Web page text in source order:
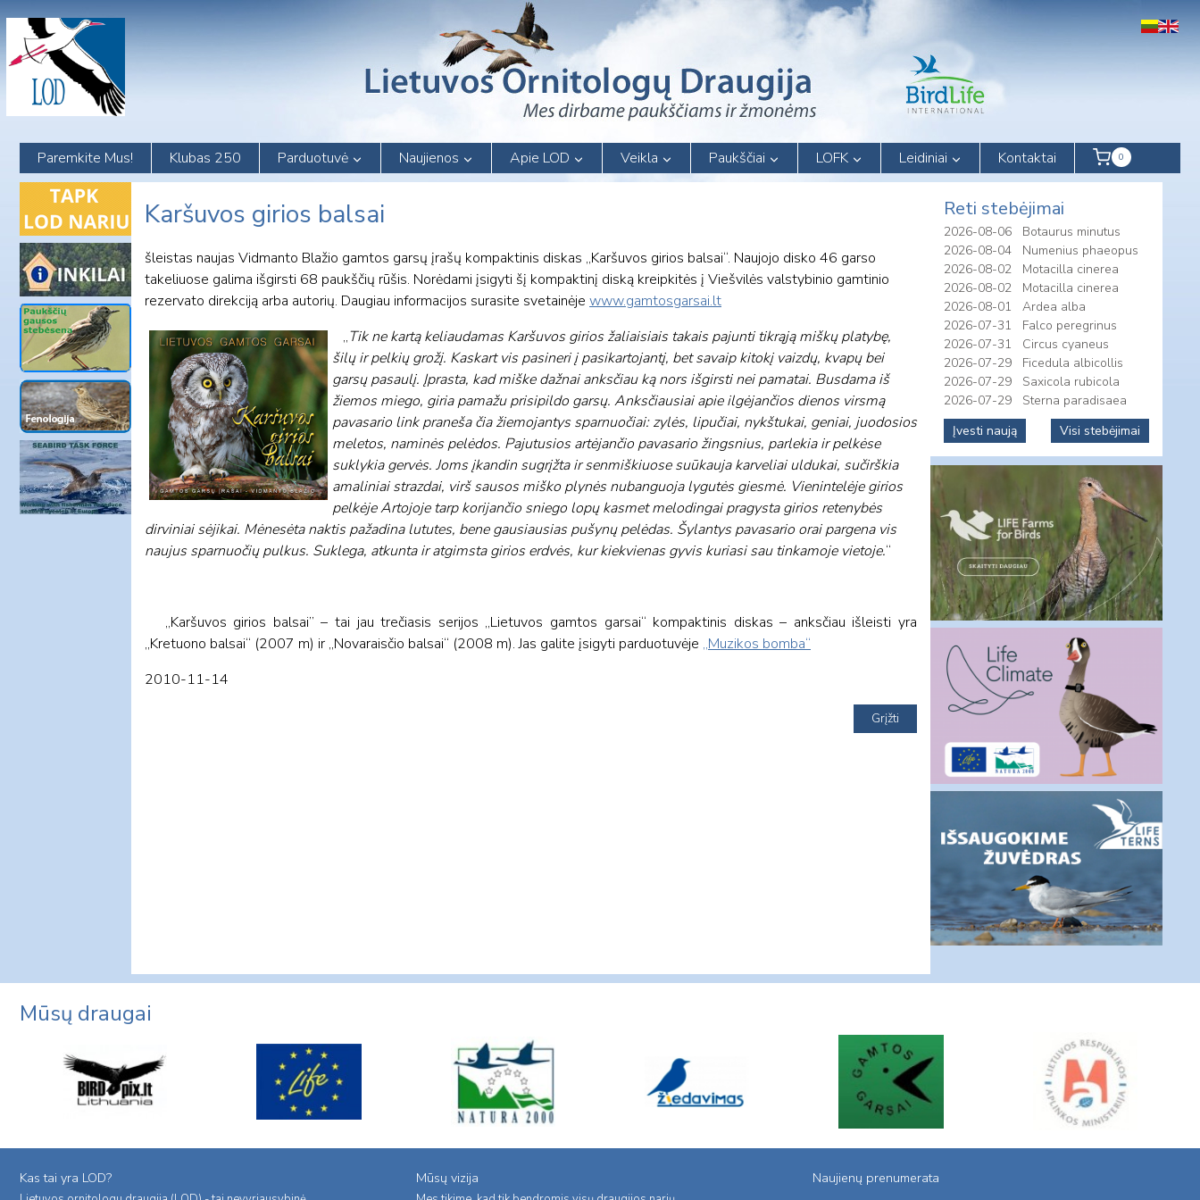
content
Paremkite Mus! Klubas 250 Parduotuvė Naujienos Apie LOD Veikla Paukščiai LOFK Leidiniai Kontaktai 0
Karšuvos girios balsai
šleistas naujas Vidmanto Blažio gamtos garsų įrašų kompaktinis diskas „Karšuvos girios balsai“. Naujojo disko 46 garso
takeliuose galima išgirsti 68 paukščių rūšis. Norėdami įsigyti šį kompaktinį diską kreipkitės į Viešvilės valstybinio gamtinio
rezervato direkciją arba autorių. Daugiau informacijos surasite svetainėje www.gamtosgarsai.lt
„Tik ne kartą keliaudamas Karšuvos girios žaliaisiais takais pajunti tikrąją miškų platybę,
šilų ir pelkių grožį. Kaskart vis pasineri į pasikartojantį, bet savaip kitokį vaizdų, kvapų bei
garsų pasaulį. Įprasta, kad miške dažnai anksčiau ką nors išgirsti nei pamatai. Busdama iš
žiemos miego, giria pamažu prisipildo garsų. Anksčiausiai apie ilgėjančios dienos virsmą
pavasario link praneša čia žiemojantys sparnuočiai: zylės, lipučiai, nykštukai, geniai, juodosios
meletos, naminės pelėdos. Pajutusios artėjančio pavasario žingsnius, parlekia ir pelkėse
suklykia gervės. Joms įkandin sugrįžta ir senmiškiuose suūkauja karveliai uldukai, sučirškia
amaliniai strazdai, virš sausos miško plynės nubanguoja lygutės giesmė. Vienintelėje girios
pelkėje Artojoje tarp korijančio sniego lopų kasmet melodingai pragysta girios retenybės
dirviniai sėjikai. Mėnesėta naktis pažadina lututes, bene gausiausias pušynų pelėdas. Šylantys pavasario orai pargena vis
naujus sparnuočių pulkus. Suklega, atkunta ir atgimsta girios erdvės, kur kiekvienas gyvis kuriasi sau tinkamoje vietoje.“
„Karšuvos girios balsai” – tai jau trečiasis serijos „Lietuvos gamtos garsai“ kompaktinis diskas – anksčiau išleisti yra
„Kretuono balsai“ (2007 m) ir „Novaraisčio balsai“ (2008 m). Jas galite įsigyti parduotuvėje „Muzikos bomba“
2010-11-14
Reti stebėjimai
2026-08-06
Botaurus minutus
2026-08-04
Numenius phaeopus
2026-08-02
Motacilla cinerea
2026-08-02
Motacilla cinerea
2026-08-01
Ardea alba
2026-07-31
Falco peregrinus
2026-07-31
Circus cyaneus
2026-07-29
Ficedula albicollis
2026-07-29
Saxicola rubicola
2026-07-29
Sterna paradisaea
Įvesti naują
Visi stebėjimai
Mūsų draugai
Kas tai yra LOD? Mūsų vizija Naujienų prenumerata